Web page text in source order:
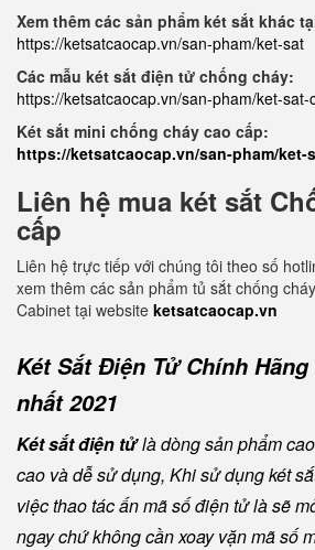
Xem thêm các sản phẩm két sắt khác
https://ketsatcaocap.vn/san-pham/ket-sat
Các mẫu két sắt điện tử chống cháy:
https://ketsatcaocap.vn/san-pham/ket-
Két sắt mini chống cháy cao cấp:
https://ketsatcaocap.vn/san-pham/ket-
Liên hệ mua két sắt
cấp
Liên hệ trực tiếp với chúng tôi theo số
xem thêm các sản phẩm tủ sắt chống
Cabinet tại website ketsatcaocap.vn
Két Sắt Điện Tử Chính
nhất 2021
Két sắt điện tửlà dòng sản phẩm
cao và dễ sử dụng, Khi sử dụng két
việc thao tác ấn mã số điện tử là sẽ
ngay chứ không cần xoay vặn mã số